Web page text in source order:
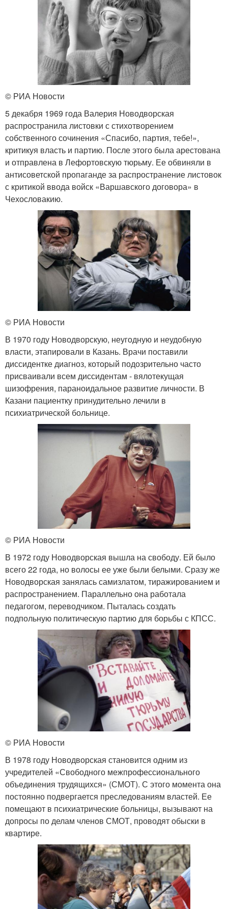
© РИА Новости
5 декабря 1969 года Валерия Новодворская
распространила листовки с стихотворением
собственного сочинения «Спасибо, партия, тебе!»,
критикуя власть и партию. После этого была арестована
и отправлена в Лефортовскую тюрьму. Ее обвиняли в
антисоветской пропаганде за распространение листовок
с критикой ввода войск «Варшавского договора» в
Чехословакию.
© РИА Новости
В 1970 году Новодворскую, неугодную и неудобную
власти, этапировали в Казань. Врачи поставили
диссидентке диагноз, который подозрительно часто
присваивали всем диссидентам - вялотекущая
шизофрения, параноидальное развитие личности. В
Казани пациентку принудительно лечили в
психиатрической больнице.
© РИА Новости
В 1972 году Новодворская вышла на свободу. Ей было
всего 22 года, но волосы ее уже были белыми. Сразу же
Новодворская занялась самизлатом, тиражированием и
распространением. Параллельно она работала
педагогом, переводчиком. Пыталась создать
подпольную политическую партию для борьбы с КПСС.
© РИА Новости
В 1978 году Новодворская становится одним из
учредителей «Свободного межпрофессионального
объединения трудящихся» (СМОТ). С этого момента она
постоянно подвергается преследованиям властей. Ее
помещают в психиатрические больницы, вызывают на
допросы по делам членов СМОТ, проводят обыски в
квартире.